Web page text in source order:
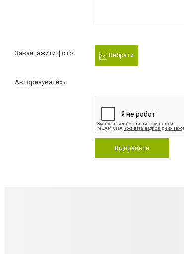
Завантажити фото: Вибрати
Авторизуватись
Відправити